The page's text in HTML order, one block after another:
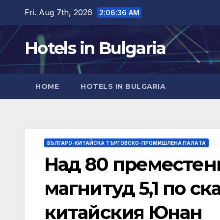
content
Fri. Aug 7th, 2026 2:06:37 AM
Hotels in Bulgaria
HOME HOTELS IN BULGARIA
БЪЛГАРО-КИТАЙСКА ТЪРГОВСКО-ПРОМИШЛЕНА ПАЛAТА
Над 80
магнитуд 5,1 по
китайския Юнан